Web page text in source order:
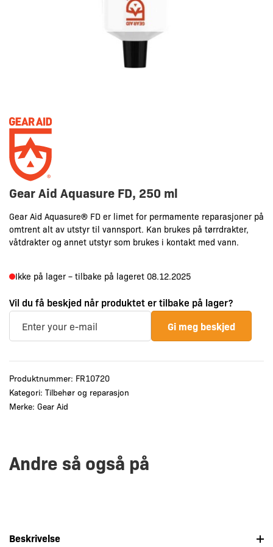
Gear Aid Aquasure FD, 250 ml
Gear Aid Aquasure® FD er limet for permamente reparasjoner på
omtrent alt av utstyr til vannsport. Kan brukes på tørrdrakter,
våtdrakter og annet utstyr som brukes i kontakt med vann.
Ikke på lager – tilbake på lageret 08.12.2025
Vil du få beskjed når produktet er tilbake på lager?
Gi meg beskjed
Produktnummer: FR10720
Kategori: Tilbehør og reparasjon
Merke: Gear Aid
Andre så også på
Beskrivelse